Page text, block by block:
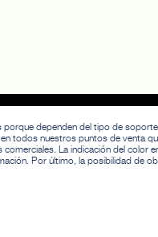
dependen del tipo de
todos nuestros puntos de venta
La indicación del color
Por último, la posibilidad de